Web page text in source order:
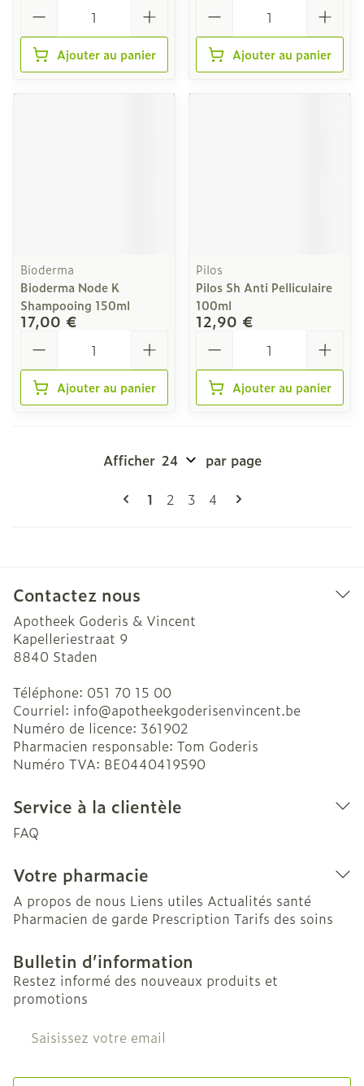
Ajouter au panier Ajouter au panier
Bioderma
Bioderma Node K
Shampooing 150ml
17,00 €
Ajouter au panier
Pilos
Pilos Sh Anti Pelliculaire
100ml
12,90 €
Ajouter au panier
Pages
Vous lisez actuellement la page
1 Page
2 Page
3 Page
4
Afficher par page
Contactez nous
Apotheek Goderis & Vincent
Kapelleriestraat 9
8840 Staden
Téléphone: 051 70 15 00
Courriel: info@apotheekgoderisenvincent.be
Numéro de licence: 361902
Pharmacien responsable: Tom Goderis
Numéro TVA: BE0440419590
Service à la clientèle
FAQ
Votre pharmacie
A propos de nous Liens utiles Actualités santé
Pharmacien de garde Prescription Tarifs des soins
Bulletin d’information
Restez informé des nouveaux produits et
promotions
Adresse mail